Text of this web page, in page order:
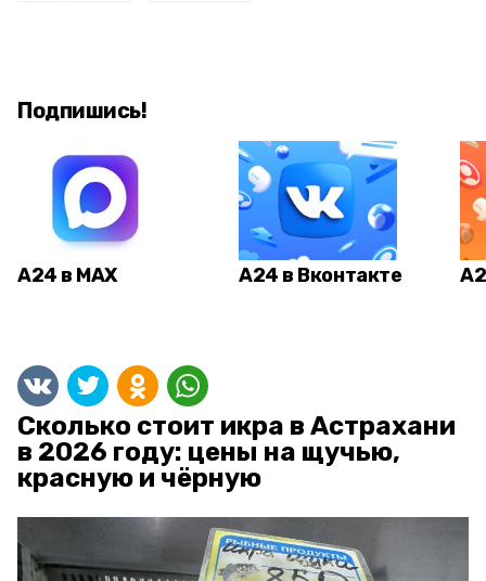
Подпишись!
А24 в MAX А24 в Вконтакте
Сколько стоит икра в Астрахани
в 2026 году: цены на щучью,
красную и чёрную